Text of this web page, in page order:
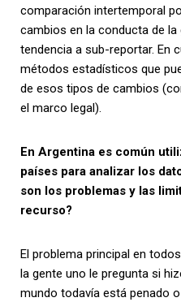
comparación intertemporal
cambios en la conducta de
tendencia a sub-reportar. En
métodos estadísticos que
de esos tipos de cambios
el marco legal).
En Argentina es común
países para analizar los
son los problemas y las
recurso?
El problema principal en
la gente uno le pregunta si
mundo todavía está penado